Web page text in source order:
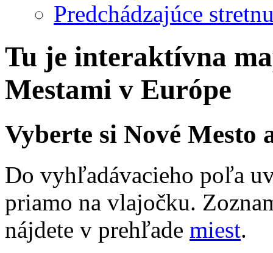
Predchádzajúce
Tu je interaktívna
Mestami v Európe
Vyberte si Nové Mesto
Do vyhľadávacieho poľa
priamo na vlajočku.
nájdete v prehľade miest.